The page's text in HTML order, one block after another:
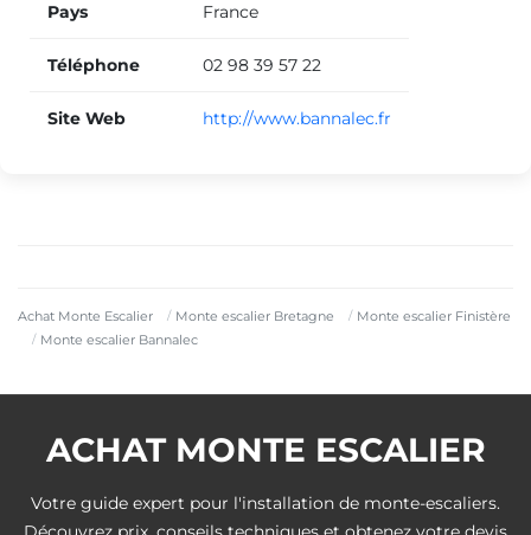
Achat Monte Escalier Monte escalier Bretagne
Monte escalier Finistère
Monte escalier Bannalec
Pays France
Téléphone 02 98 39 57 22
Site Web http://www.bannalec.fr
ACHAT MONTE ESCALIER
Votre guide expert pour l'installation de monte-escaliers.